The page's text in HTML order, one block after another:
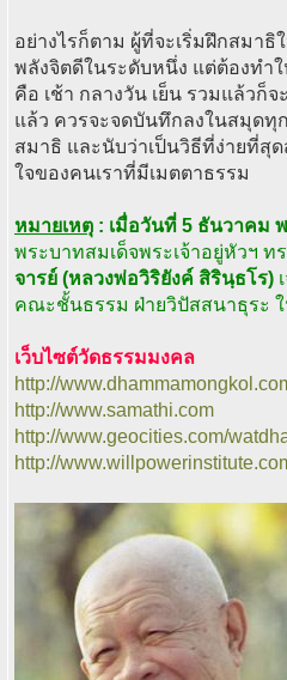
อย่างไรก็ตาม ผู้ที่จะเริ่มฝึกสมา
พลังจิตดีในระดับหนึ่ง แต่ต้องทำ
คือ เช้า กลางวัน เย็น รวมแล้วก็
แล้ว ควรจะจดบันทึกลงในสมุดทุ
สมาธิ และนับว่าเป็นวิธีที่ง่ายที่สุ
ใจของคนเราที่มีเมตตาธรรม
หมายเหตุ : เมื่อวันที่ 5 ธันวาคม
พระบาทสมเด็จพระเจ้าอยู่หัวฯ
จารย์ (หลวงพ่อวิริยังค์ สิรินฺธโร)
คณะชั้นธรรม ฝ่ายวิปัสสนาธุระ
เว็บไซต์วัดธรรมมงคล
http://
http://www.samathi.com
http://www.geocities.com/
http://